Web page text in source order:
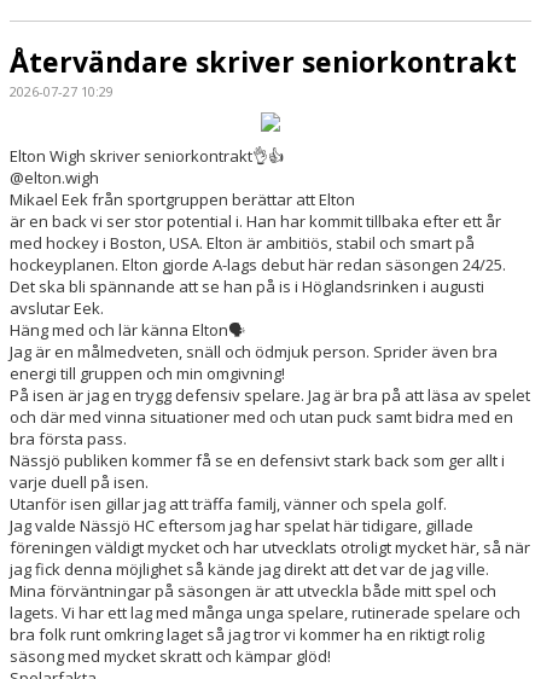
Återvändare skriver seniorkontrakt
2026-07-27 10:29
Elton Wigh skriver seniorkontrakt👌👍
@elton.wigh
Mikael Eek från sportgruppen berättar att Elton
är en back vi ser stor potential i. Han har kommit tillbaka efter ett år
med hockey i Boston, USA. Elton är ambitiös, stabil och smart på
hockeyplanen. Elton gjorde A-lags debut här redan säsongen 24/25.
Det ska bli spännande att se han på is i Höglandsrinken i augusti
avslutar Eek.
Häng med och lär känna Elton🗣️
Jag är en målmedveten, snäll och ödmjuk person. Sprider även bra
energi till gruppen och min omgivning!
På isen är jag en trygg defensiv spelare. Jag är bra på att läsa av spelet
och där med vinna situationer med och utan puck samt bidra med en
bra första pass.
Nässjö publiken kommer få se en defensivt stark back som ger allt i
varje duell på isen.
Utanför isen gillar jag att träffa familj, vänner och spela golf.
Jag valde Nässjö HC eftersom jag har spelat här tidigare, gillade
föreningen väldigt mycket och har utvecklats otroligt mycket här, så när
jag fick denna möjlighet så kände jag direkt att det var de jag ville.
Mina förväntningar på säsongen är att utveckla både mitt spel och
lagets. Vi har ett lag med många unga spelare, rutinerade spelare och
bra folk runt omkring laget så jag tror vi kommer ha en riktigt rolig
säsong med mycket skratt och kämpar glöd!